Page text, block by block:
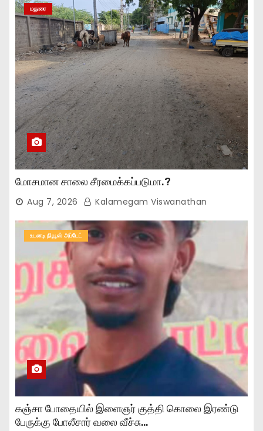
மதுரை
மோசமான சாலை சீரமைக்கப்படுமா.?
Aug 7, 2026 Kalamegam Viswanathan
உடனடி நியூஸ் அப்டேட்
கஞ்சா போதையில் இளைஞர் குத்தி கொலை இரண்டு
பேருக்கு போலீசார் வலை வீச்சு…